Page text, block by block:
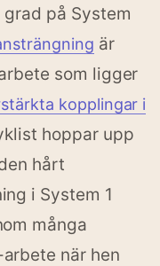
på System
är
som ligger
kopplingar i
hoppar upp
hårt
i System 1
många
när hen